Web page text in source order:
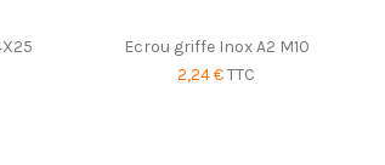
Ecrou griffe Inox A2 M10
2,24 €TTC